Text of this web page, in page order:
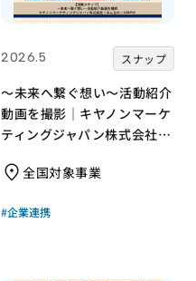
2026.5 スナップ
～未来へ繋ぐ想い～活動紹介
動画を撮影｜キヤノンマーケ
ティングジャパン株式会社×
全国対象事業
#企業連携